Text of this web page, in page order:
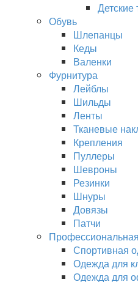
Детские
Обувь
Шлепанцы
Кеды
Валенки
Фурнитура
Лейблы
Шильды
Ленты
Тканевые
Крепления
Пуллеры
Шевроны
Резинки
Шнуры
Довязы
Патчи
Спортивная
Одежда для
Одежда для